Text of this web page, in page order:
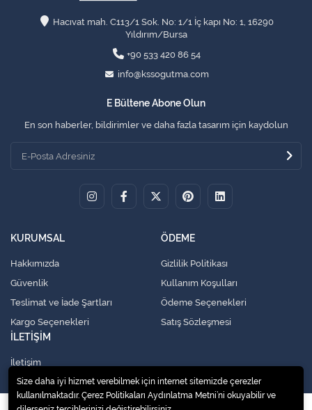
Hacıvat mah. C113/1 Sok. No: 1/1 İç kapı No: 1, 16290
Yıldırım/Bursa
+90 533 420 86 54
info@kssogutma.com
E Bültene Abone Olun
En son haberler, bildirimler ve daha fazla tasarım için kaydolun
KURUMSAL
Hakkımızda
Güvenlik
Teslimat ve İade Şartları
Kargo Seçenekleri
ÖDEME
Gizlilik Politikası
Kullanım Koşulları
Ödeme Seçenekleri
Satış Sözleşmesi
İLETİŞİM
İletişim
Size daha iyi hizmet verebilmek için internet sitemizde çerezler
kullanılmaktadır. Çerez Politikaları Aydınlatma Metni’ni okuyabilir ve